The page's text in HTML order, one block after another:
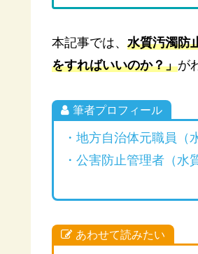
本記事では、 水質汚濁防
をすればいいのか？」が
筆者プロフィール
・地方自治体元職員（
・公害防止管理者（水
あわせて読みたい